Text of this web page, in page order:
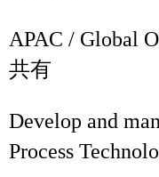
APAC / Global
共有
Develop and
Process